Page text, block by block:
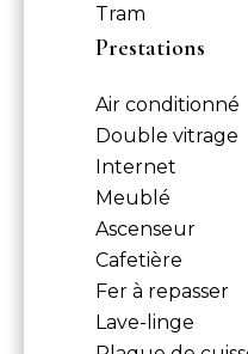
Tram
Prestations
Air conditionné
Double vitrage
Internet
Meublé
Ascenseur
Cafetière
Fer à repasser
Lave-linge